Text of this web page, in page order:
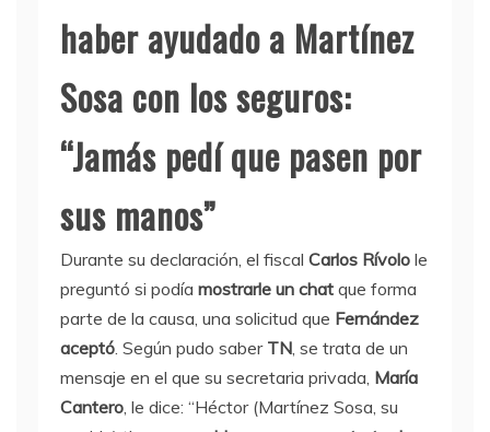
haber ayudado a Martínez
Sosa con los seguros:
“Jamás pedí que pasen por
sus manos”
Durante su declaración, el fiscal Carlos Rívolo le
preguntó si podía mostrarle un chat que forma
parte de la causa, una solicitud que Fernández
aceptó. Según pudo saber TN, se trata de un
mensaje en el que su secretaria privada, María
Cantero, le dice: “Héctor (Martínez Sosa, su